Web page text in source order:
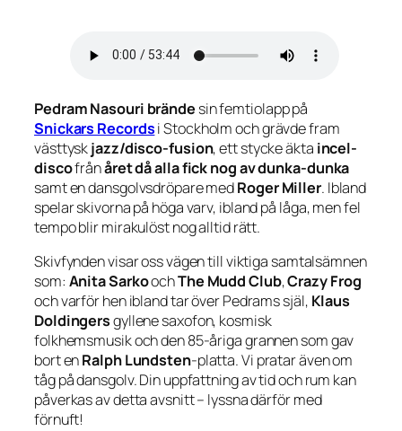
PedramNasouri brände sin femtiolapp på
Snickars Recordsi Stockholm och grävde fram
västtyskjazz/disco-fusion, ett stycke äkta incel-
discofrånåret då alla fick nog av dunka-dunka
samt en dansgolvsdröpare medRoger Miller. Ibland
spelar skivorna på höga varv, ibland på låga, men fel
tempo blir mirakulöst nog alltid rätt.
Skivfynden visar oss vägen till viktiga samtalsämnen
som: Anita SarkoochThe Mudd Club,Crazy Frog
och varför hen ibland tar över Pedrams själ, Klaus
Doldingersgyllene saxofon, kosmisk
folkhemsmusik och den 85-åriga grannen som gav
bort enRalph Lundsten-platta. Vi pratar även om
tåg på dansgolv. Din uppfattning av tid och rum kan
påverkas av detta avsnitt – lyssna därför med
förnuft!